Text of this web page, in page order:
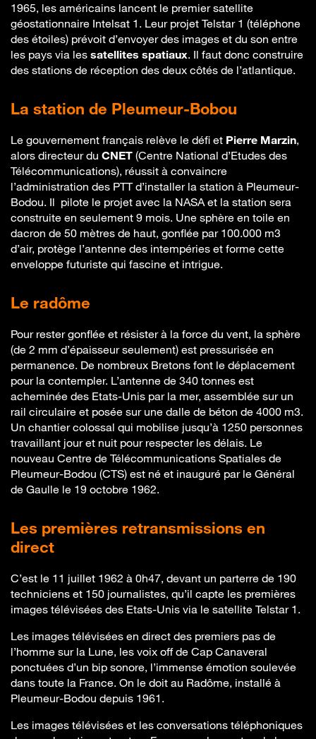
1965, les américains lancent le premier satellite
géostationnaire Intelsat 1. Leur projet Telstar 1 (téléphone
des étoiles) prévoit d’envoyer des images et du son entre
les pays via les satellites spatiaux. Il faut donc construire
des stations de réception des deux côtés de l’atlantique.
La station de Pleumeur-Bobou
Le gouvernement français relève le défi et Pierre Marzin,
alors directeur du CNET (Centre National d’Etudes des
Télécommunications), réussit à convaincre
l’administration des PTT d’installer la station à Pleumeur-
Bodou. Il pilote le projet avec la NASA et la station sera
construite en seulement 9 mois. Une sphère en toile en
dacron de 50 mètres de haut, gonflée par 100.000 m3
d’air, protège l’antenne des intempéries et forme cette
enveloppe futuriste qui fascine et intrigue.
Le radôme
Pour rester gonflée et résister à la force du vent, la sphère
(de 2 mm d’épaisseur seulement) est pressurisée en
permanence. De nombreux Bretons font le déplacement
pour la contempler. L’antenne de 340 tonnes est
acheminée des Etats-Unis par la mer, assemblée sur un
rail circulaire et posée sur une dalle de béton de 4000 m3.
Un chantier colossal qui mobilise jusqu’à 1250 personnes
travaillant jour et nuit pour respecter les délais. Le
nouveau Centre de Télécommunications Spatiales de
Pleumeur-Bodou (CTS) est né et inauguré par le Général
de Gaulle le 19 octobre 1962.
Les premières retransmissions en
direct
C’est le 11 juillet 1962 à 0h47, devant un parterre de 190
techniciens et 150 journalistes, qu’il capte les premières
images télévisées des Etats-Unis via le satellite Telstar 1.
Les images télévisées en direct des premiers pas de
l’homme sur la Lune, les voix off de Cap Canaveral
ponctuées d’un bip sonore, l’immense émotion soulevée
dans toute la France. On le doit au Radôme, installé à
Pleumeur-Bodou depuis 1961.
Les images télévisées et les conversations téléphoniques